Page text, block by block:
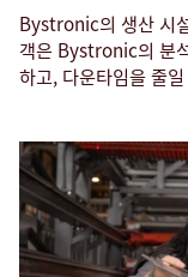
Bystronic의 생산 시
객은 Bystronic의 분
하고, 다운타임을 줄